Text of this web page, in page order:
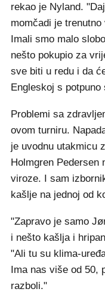
rekao je Nyland.
momčadi je
Imali smo malo
nešto pokupio za
sve biti u redu i da
Engleskoj s
Problemi sa
ovom turniru.
je uvodnu utakmicu
Holmgren Pedersen
viroze. I sam
kašlje na jednoj od
"Zapravo je samo
i nešto kašlja i
"Ali tu su klima-
Ima nas više od 50,
razboli."